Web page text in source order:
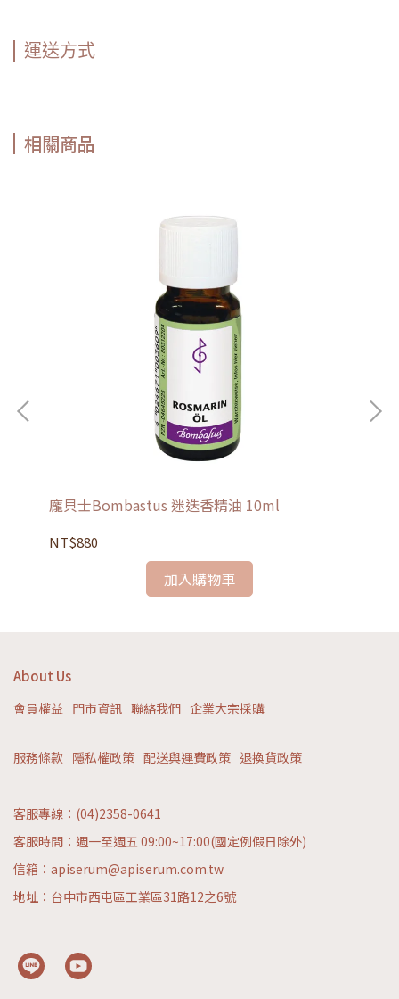
運送方式
相關商品
龐貝士Bombastus 迷迭香精油 10ml
NT$880
加入購物車
About Us
會員權益 門市資訊 聯絡我們 企業大宗採購
服務條款 隱私權政策 配送與運費政策 退換貨政策
客服專線：(04)2358-0641
客服時間：週一至週五 09:00~17:00(國定例假日除外)
信箱：apiserum@apiserum.com.tw
地址：台中市西屯區工業區31路12之6號